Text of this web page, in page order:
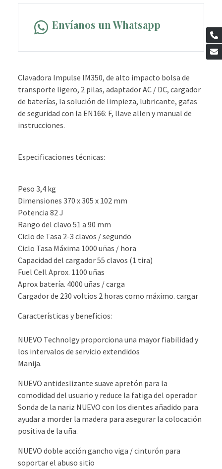
Envíanos un Whatsapp
Clavadora Impulse IM350, de alto impacto bolsa de
transporte ligero, 2 pilas, adaptador AC / DC, cargador
de baterías, la solución de limpieza, lubricante, gafas
de seguridad con la EN166: F, llave allen y manual de
instrucciones.
Especificaciones técnicas:
Peso 3,4 kg
Dimensiones 370 x 305 x 102 mm
Potencia 82 J
Rango del clavo 51 a 90 mm
Ciclo de Tasa 2-3 clavos / segundo
Ciclo Tasa Máxima 1000 uñas / hora
Capacidad del cargador 55 clavos (1 tira)
Fuel Cell Aprox. 1100 uñas
Aprox batería. 4000 uñas / carga
Cargador de 230 voltios 2 horas como máximo. cargar
Características y beneficios:
NUEVO Technolgy proporciona una mayor fiabilidad y
los intervalos de servicio extendidos
Manija.
NUEVO antideslizante suave apretón para la
comodidad del usuario y reduce la fatiga del operador
Sonda de la nariz NUEVO con los dientes añadido para
ayudar a morder la madera para asegurar la colocación
positiva de la uña.
NUEVO doble acción gancho viga / cinturón para
soportar el abuso sitio